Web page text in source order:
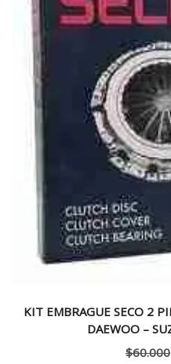
KIT EMBRAGUE SECO 2
DAEWOO –
$60.000